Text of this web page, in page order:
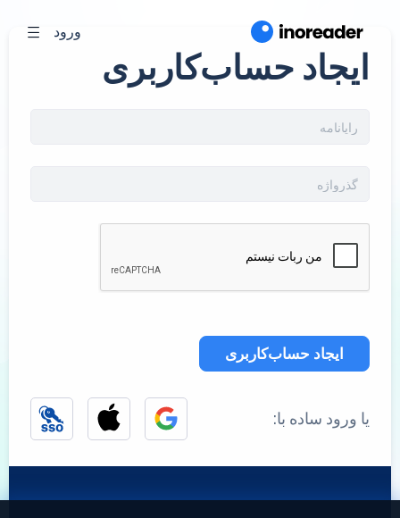
ورود
ایجاد حساب‌کاربری
ایجاد حساب‌کاربری
یا ورود ساده با: